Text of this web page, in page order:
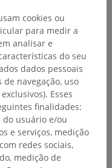
cookies ou
para medir a
analisar e
do seu
dados pessoais
de navegação, uso
Esses
finalidades:
usuário e/ou
e serviços, medição
redes sociais,
medição de